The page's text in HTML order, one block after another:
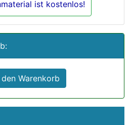
ist kostenlos!
Warenkorb